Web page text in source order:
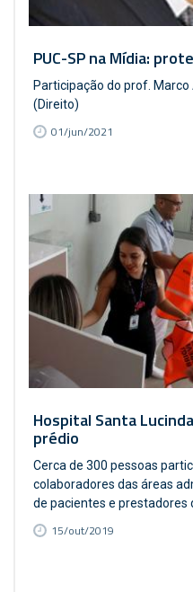
PUC-SP na Mídia:
Participação do prof.
(Direito)
01/jun/2021
Hospital Santa
prédio
Cerca de 300 pessoas
colaboradores das áreas
de pacientes e prestadores
15/out/2019